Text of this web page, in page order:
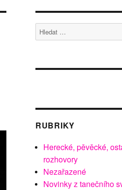
Hledat:
RUBRIKY
Herecké, pěvěcké,
rozhovory
Nezařazené
Novinky z tanečního